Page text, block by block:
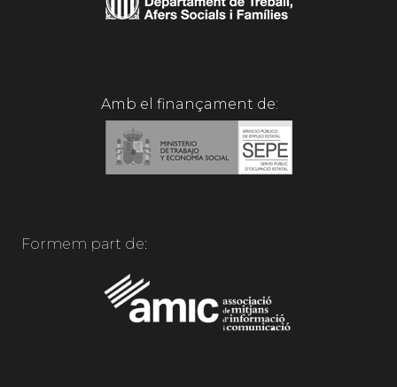
Amb el finançament de:
Formem part de: